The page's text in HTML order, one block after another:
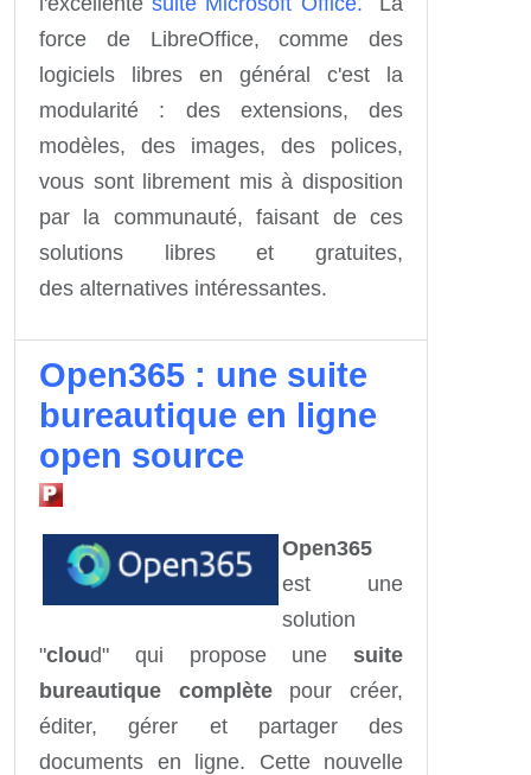
force de LibreOffice, comme des
logiciels libres en général c'est la
modularité : des extensions, des
modèles, des images, des polices,
vous sont librement mis à disposition
par la communauté, faisant de ces
solutions libres et gratuites,
des alternatives intéressantes.
Open365 : une suite
bureautique en ligne
open source
Open365
est une
solution
"cloud" qui propose une suite
bureautique complètepour créer,
éditer, gérer et partager des
documents en ligne. Cette nouvelle